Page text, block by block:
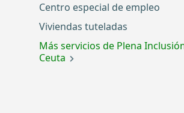
Centro especial de empleo
Viviendas tuteladas
Más servicios de Plena
Ceuta